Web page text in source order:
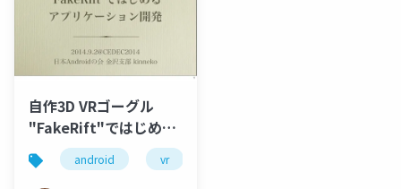
自作3D VRゴーグル
"FakeRift"ではじめる
アプリケーション開発
android vr